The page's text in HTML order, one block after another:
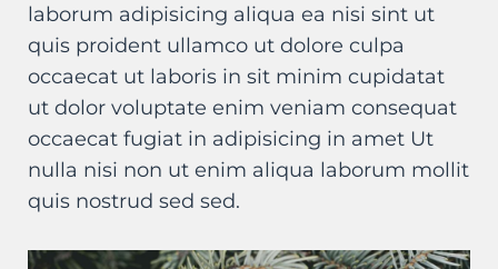
laborum adipisicing aliqua ea nisi sint ut
quis proident ullamco ut dolore culpa
occaecat ut laboris in sit minim cupidatat
ut dolor voluptate enim veniam consequat
occaecat fugiat in adipisicing in amet Ut
nulla nisi non ut enim aliqua laborum mollit
quis nostrud sed sed.